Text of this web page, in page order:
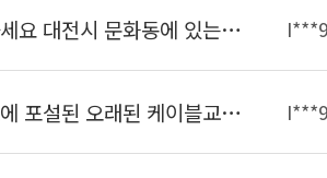
안녕하세요 대전시 문화동에 있는 사무실입니다. 크기는 약 20여평되고 PC가 6대 인터넷전화기 6대가 있습니다. 이사한 후에 현재 이전의 선을 연결해서 사용하고 있는데 선작업이 필요하여 문의드립니다.
아파트에 포설된 오래된 케이블교체작업 가능한가요??? 단자함에 전기콘센트가 없는데 이것도 만들어 주실수 있는지 알고싶습니다